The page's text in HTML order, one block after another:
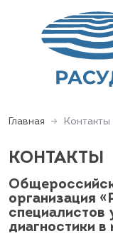
Главная Контакты
КОНТАКТЫ
организация
специалистов
диагностики в